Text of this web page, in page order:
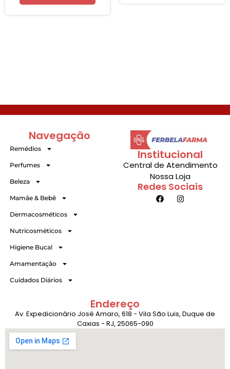
Institucional
Central de Atendimento
Nossa Loja
Redes Sociais
Navegação
Remédios
Perfumes
Beleza
Mamãe & Bebê
Dermacosméticos
Nutricosméticos
Higiene Bucal
Amamentação
Cuidados Diários
Endereço
Av. Expedicionário José Amaro, 618 - Vila São Luis, Duque de
Caxias - RJ, 25065-090